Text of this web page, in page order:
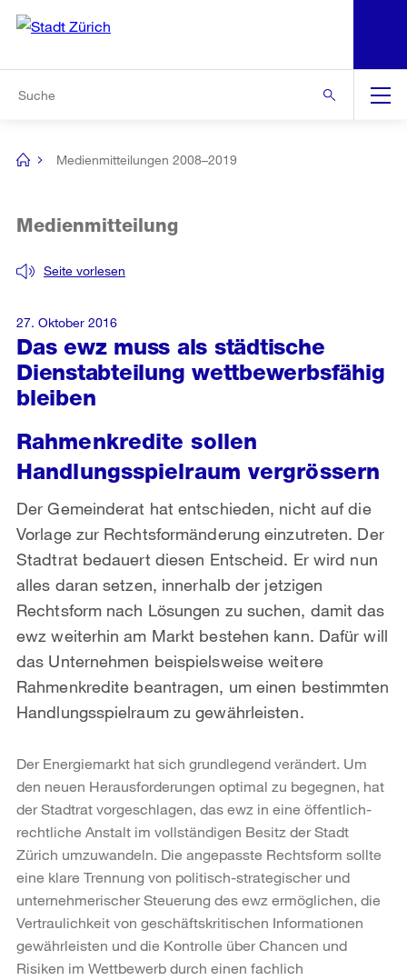
Navigation
[no
Medienmitteilungen 2008–2019
Das ewz muss als städtische
Dienstabteilung wettbewerbsfähig
bleiben
Seite vorlesen
Medienmitteilung
Rahmenkredite sollen
Handlungsspielraum vergrössern
Der Gemeinderat hat entschieden, nicht auf die
Vorlage zur Rechtsformänderung einzutreten. Der
Stadtrat bedauert diesen Entscheid. Er wird nun
alles daran setzen, innerhalb der jetzigen
Rechtsform nach Lösungen zu suchen, damit das
ewz weiterhin am Markt bestehen kann. Dafür will
das Unternehmen beispielsweise weitere
Rahmenkredite beantragen, um einen bestimmten
Handlungsspielraum zu gewährleisten.
27. Oktober 2016
Der Energiemarkt hat sich grundlegend verändert. Um
den neuen Herausforderungen optimal zu begegnen, hat
der Stadtrat vorgeschlagen, das ewz in eine öffentlich-
rechtliche Anstalt im vollständigen Besitz der Stadt
Zürich umzuwandeln. Die angepasste Rechtsform sollte
eine klare Trennung von politisch-strategischer und
unternehmerischer Steuerung des ewz ermöglichen, die
Vertraulichkeit von geschäftskritischen Informationen
gewährleisten und die Kontrolle über Chancen und
Risiken im Wettbewerb durch einen fachlich